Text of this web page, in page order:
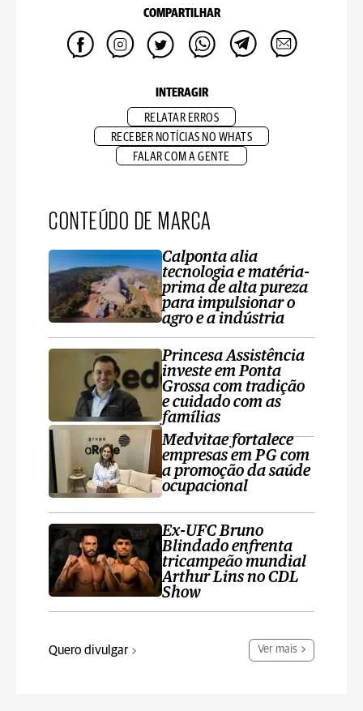
COMPARTILHAR
INTERAGIR
RELATAR ERROS
RECEBER NOTÍCIAS NO WHATS
FALAR COM A GENTE
CONTEÚDO DE MARCA
Calponta alia
tecnologia e matéria-
prima de alta pureza
para impulsionar o
agro e a indústria
Princesa Assistência
investe em Ponta
Grossa com tradição
e cuidado com as
famílias
Medvitae fortalece
empresas em PG com
a promoção da saúde
ocupacional
Ex-UFC Bruno
Blindado enfrenta
tricampeão mundial
Arthur Lins no CDL
Show
Quero divulgar Ver mais